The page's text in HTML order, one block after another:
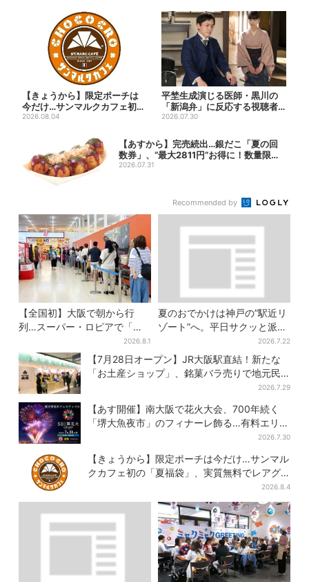
【きょうから】限定ポーチは
今だけ…サンマルクカフェ初の
「夏福袋」、実質無料でレア...
2026.08.04
平埜生成演じる医師・黒川の
「新潟弁」に反応する視聴者
続出「グッときた」
2026.07.30
【あすから】完売続出…銀だこ「夏の回
数券」、“最大2811円”お得に！数量限定
で
2026.07.31
Recommended by
【全国初】大阪で朝から行
列…スーパー・ロピアで「ど
デカ抽選会」、開始30分で“1
等黒毛和牛”の当選も
2026.8.1
夏のおでかけは神戸の”駅近リ
ゾート”へ。平日サクッと派
も、休日ガッツリ派も！タイ
パ抜群、約20種の楽しみ方
2026.7.22
【7月28日オープン】JR大阪駅直結！新たな
「お土産ショップ」、銘菓バラ売りで地元民
2026.7.29
【あす開催】南大阪で花火大会、700年続く
「堺大魚夜市」のフィナーレ飾る…有料エリア
2026.7.30
【きょうから】限定ポーチは今だけ…サンマル
クカフェ初の「夏福袋」、実質無料でレアグ
2026.8.4